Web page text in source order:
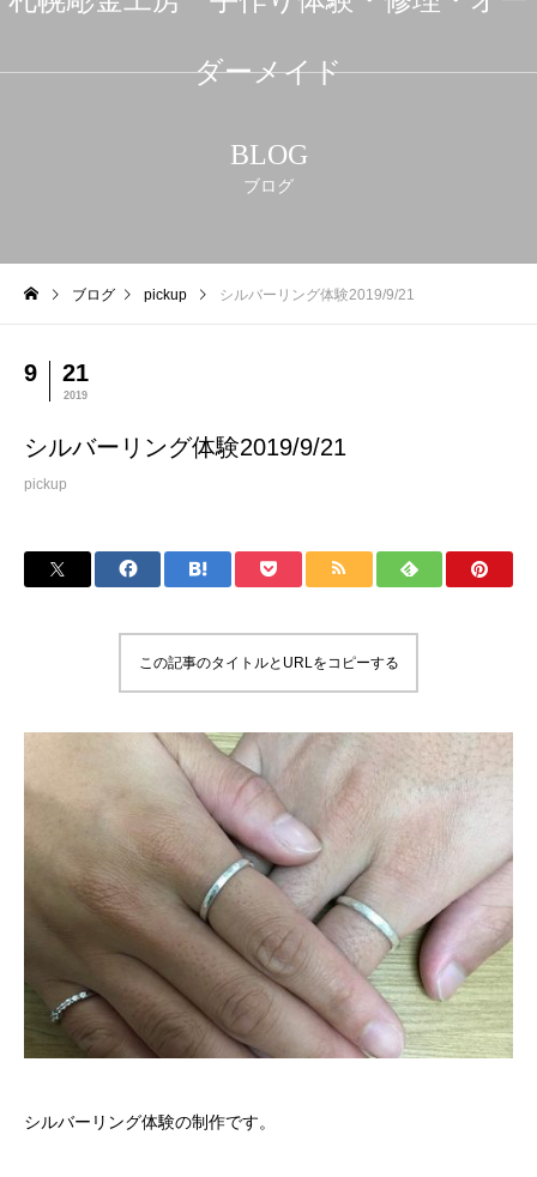
ダーメイド
BLOG
ブログ
ブログ pickup シルバーリング体験2019/9/21
9 21
2019
シルバーリング体験2019/9/21
pickup
この記事のタイトルとURLをコピーする
シルバーリング体験の制作です。